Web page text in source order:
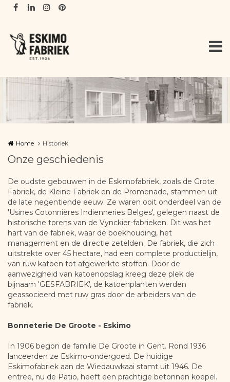
Overslaan en naar de inhoud gaan
Home Historiek
Onze geschiedenis
De oudste gebouwen in de Eskimofabriek, zoals de Grote
Fabriek, de Kleine Fabriek en de Promenade, stammen uit
de late negentiende eeuw. Ze waren ooit onderdeel van de
'Usines Cotonnières Indienneries Belges', gelegen naast de
historische torens van de Vynckier-fabrieken. Dit was het
hart van de fabriek, waar de boekhouding, het
management en de directie zetelden. De fabriek, die zich
uitstrekte over 45 hectare, had een complete productielijn,
van ruw katoen tot afgewerkte stoffen. Door de
aanwezigheid van katoenopslag kreeg deze plek de
bijnaam 'GESFABRIEK', de katoenplanten werden
geassocieerd met ruw gras door de arbeiders van de
fabriek.
Bonneterie De Groote - Eskimo
In 1906 begon de familie De Groote in Gent. Rond 1936
lanceerden ze Eskimo-ondergoed. De huidige
Eskimofabriek aan de Wiedauwkaai stamt uit 1946. De
entree, nu de Patio, heeft een prachtige betonnen koepel.